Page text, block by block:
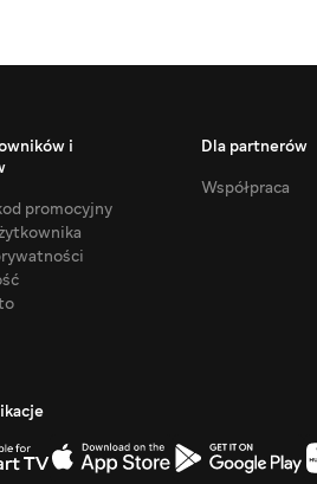
i
promocyjny
Dla partnerów
Współpraca